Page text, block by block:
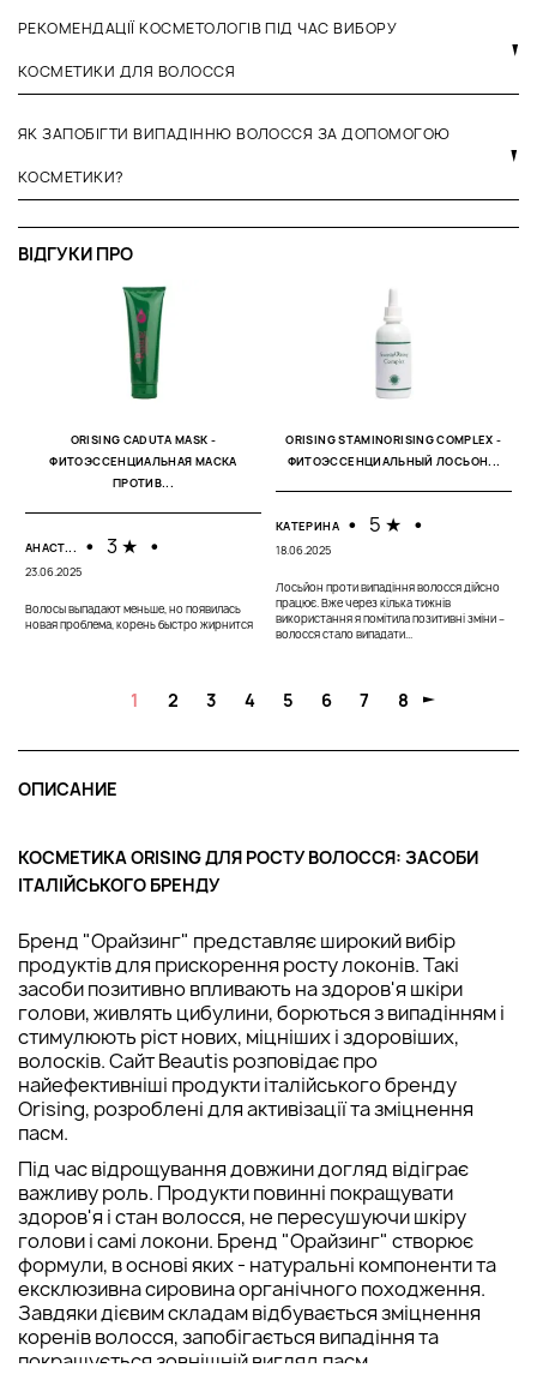
РЕКОМЕНДАЦІЇ КОСМЕТОЛОГІВ ПІД ЧАС ВИБОРУ
КОСМЕТИКИ ДЛЯ ВОЛОССЯ
ЯК ЗАПОБІГТИ ВИПАДІННЮ ВОЛОССЯ ЗА ДОПОМОГОЮ
КОСМЕТИКИ?
ВІДГУКИ ПРО
ORISING CADUTA MASK -
ФИТОЭССЕНЦИАЛЬНАЯ МАСКА
ПРОТИВ...
АНАСТ... • 3 ★ •
23.06.2025
Волосы выпадают меньше, но появилась
новая проблема, корень быстро жирнится
ORISING STAMINORISING COMPLEX -
ФИТОЭССЕНЦИАЛЬНЫЙ ЛОСЬОН...
КАТЕРИНА • 5 ★ •
18.06.2025
Лосьйон проти випадіння волосся дійсно
працює. Вже через кілька тижнів
використання я помітила позитивні зміни –
волосся стало випадати...
1 2 3 4 5 6 7 8
ОПИСАНИЕ
КОСМЕТИКА ORISING ДЛЯ РОСТУ ВОЛОССЯ: ЗАСОБИ
ІТАЛІЙСЬКОГО БРЕНДУ
Бренд "Орайзинг" представляє широкий вибір
продуктів для прискорення росту локонів. Такі
засоби позитивно впливають на здоров'я шкіри
голови, живлять цибулини, борються з випадінням і
стимулюють ріст нових, міцніших і здоровіших,
волосків. Сайт Beautis розповідає про
найефективніші продукти італійського бренду
Orising, розроблені для активізації та зміцнення
пасм.
Під час відрощування довжини догляд відіграє
важливу роль. Продукти повинні покращувати
здоров'я і стан волосся, не пересушуючи шкіру
голови і самі локони. Бренд "Орайзинг" створює
формули, в основі яких - натуральні компоненти та
ексклюзивна сировина органічного походження.
Завдяки дієвим складам відбувається зміцнення
коренів волосся, запобігається випадіння та
покращується зовнішній вигляд пасм.